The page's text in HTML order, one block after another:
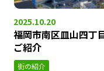
2025.10.20
福岡市南区皿山四丁
ご紹介
街の紹介